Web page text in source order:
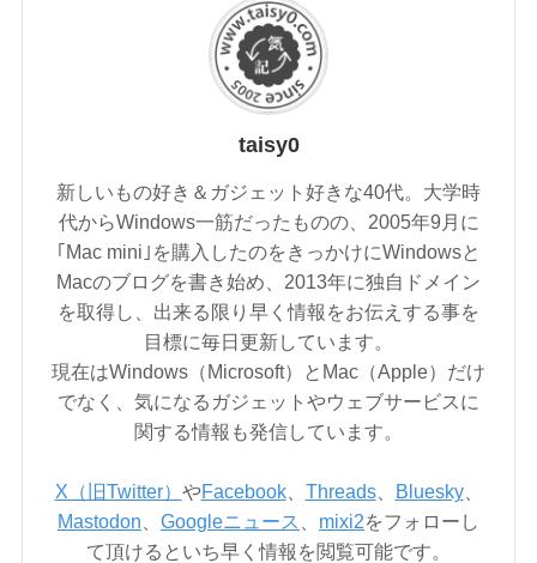
taisy0
新しいもの好き＆ガジェット好きな40代。大学時
代からWindows一筋だったものの、2005年9月に
｢Mac mini｣を購入したのをきっかけにWindowsと
Macのブログを書き始め、2013年に独自ドメイン
を取得し、出来る限り早く情報をお伝えする事を
目標に毎日更新しています。
現在はWindows（Microsoft）とMac（Apple）だけ
でなく、気になるガジェットやウェブサービスに
関する情報も発信しています。
X（旧Twitter） やFacebook、 Threads、 Bluesky、
Mastodon
Googleニュース mixi2をフォローし
て頂けるといち早く情報を閲覧可能です。